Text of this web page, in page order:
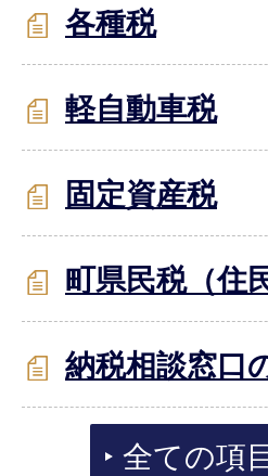
各種税
軽自動車税
固定資産税
町県民税（住
納税相談窓口
全ての項